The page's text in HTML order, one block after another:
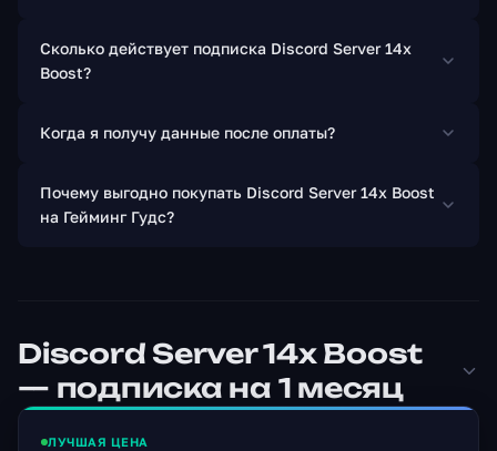
Сколько действует подписка Discord Server 14x
Boost?
Когда я получу данные после оплаты?
Почему выгодно покупать Discord Server 14x Boost
на Гейминг Гудс?
Discord Server 14x Boost
— подписка на 1 месяц
ЛУЧШАЯ ЦЕНА